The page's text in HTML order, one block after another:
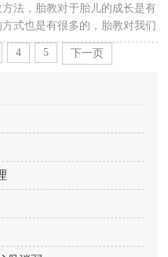
2024-05-28
法，胎教对于胎儿的成长是有
式也是有很多的，胎教对我们
享最受欢迎的胎...
4 5
下一页